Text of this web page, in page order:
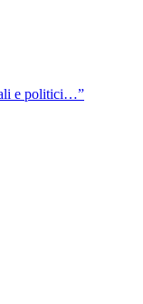
e politici…”